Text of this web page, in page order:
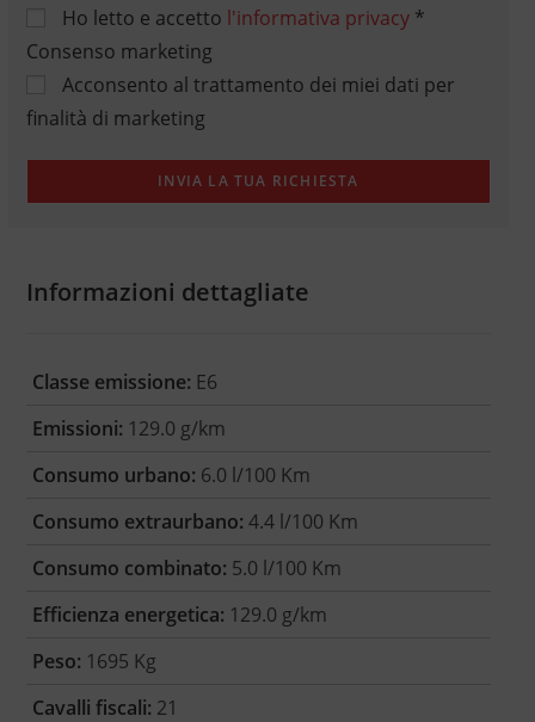
Ho letto e accetto l'informativa privacy*
Consenso marketing
Acconsento al trattamento dei miei dati per
finalità di marketing
Informazioni dettagliate
Classe emissione: E6
Emissioni: 129.0 g/km
Consumo urbano: 6.0 l/100 Km
Consumo extraurbano: 4.4 l/100 Km
Consumo combinato: 5.0 l/100 Km
Efficienza energetica: 129.0 g/km
Peso: 1695 Kg
Cavalli fiscali: 21